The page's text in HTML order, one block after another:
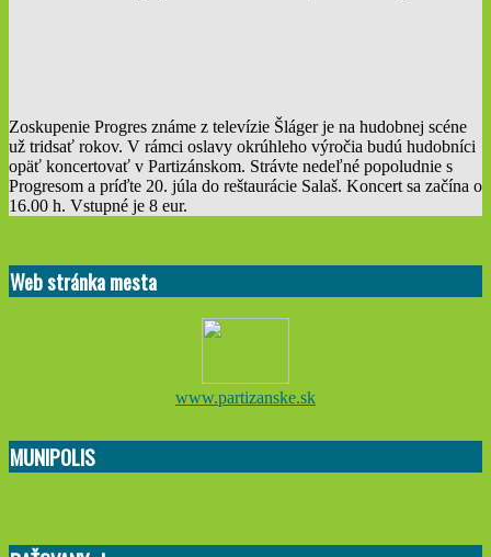
Zoskupenie Progres známe z televízie Šláger je na hudobnej scéne
už tridsať rokov. V rámci oslavy okrúhleho výročia budú hudobníci
opäť koncertovať v Partizánskom. Strávte nedeľné popoludnie s
Progresom a príďte 20. júla do reštaurácie Salaš. Koncert sa začína o
16.00 h. Vstupné je 8 eur.
07-
17
Web stránka mesta
www.partizanske.sk
MUNIPOLIS